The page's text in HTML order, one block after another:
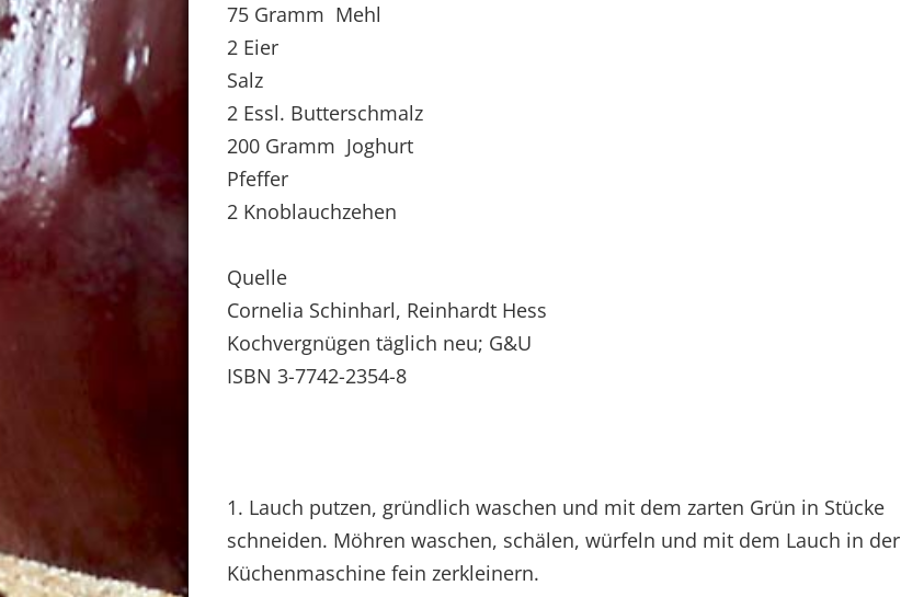
75 Gramm Mehl
2 Eier
Salz
2 Essl. Butterschmalz
200 Gramm Joghurt
Pfeffer
2 Knoblauchzehen
Quelle
Cornelia Schinharl, Reinhardt Hess
Kochvergnügen täglich neu; G&U
ISBN 3-7742-2354-8
1. Lauch putzen, gründlich waschen und mit dem zarten Grün in Stücke
schneiden. Möhren waschen, schälen, würfeln und mit dem Lauch in der
Küchenmaschine fein zerkleinern.